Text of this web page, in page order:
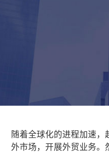
随着全球化的进程加速
外市场，开展外贸业务。